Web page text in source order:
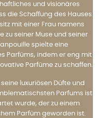
und visionäres
die Schaffung des Hauses
mit einer Frau namens
zu seiner Muse und seiner
spielte eine
Parfüms, indem er eng mit
Parfüme zu schaffen.
luxuriösen Düfte und
Parfums ist
wurde, der zu einem
Parfüm geworden ist.